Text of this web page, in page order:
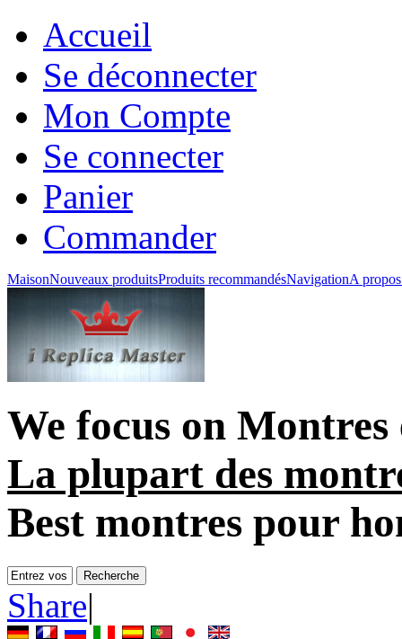
Accueil
Se déconnecter
Mon Compte
Se connecter
Panier
Commander
MaisonNouveaux produitsProduits recommandésNavigationA
We focus on Montres
La plupart des
Best montres pour
Share|